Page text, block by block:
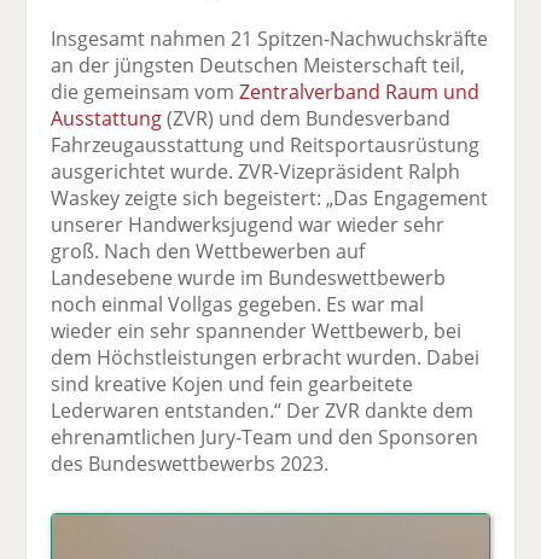
Insgesamt nahmen 21 Spitzen-Nachwuchskräfte
an der jüngsten Deutschen Meisterschaft teil,
die gemeinsam vomZentralverband Raum und
Ausstattung(ZVR) und dem Bundesverband
Fahrzeugausstattung und Reitsportausrüstung
ausgerichtet wurde. ZVR-Vizepräsident Ralph
Waskey zeigte sich begeistert: „Das Engagement
unserer Handwerksjugend war wieder sehr
groß. Nach den Wettbewerben auf
Landesebene wurde im Bundeswettbewerb
noch einmal Vollgas gegeben. Es war mal
wieder ein sehr spannender Wettbewerb, bei
dem Höchstleistungen erbracht wurden. Dabei
sind kreative Kojen und fein gearbeitete
Lederwaren entstanden.“ Der ZVR dankte dem
ehrenamtlichen Jury-Team und den Sponsoren
des Bundeswettbewerbs 2023.